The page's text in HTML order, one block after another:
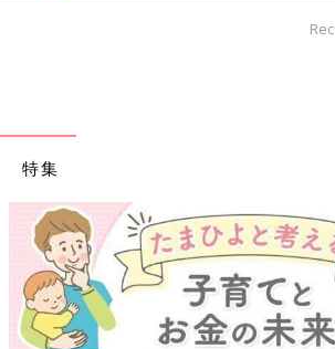
「病院では移植をした子の家族の方と話す機
できた、そんな気がしました。
ました。私と夫の地元、北海道の方の臍帯
も、なんだか不思議なご縁を感じてとても
（晴子さん）
移植した細胞の生着までは、食事をとること
をとっていた美月ちゃんでしたが、生着が
特集